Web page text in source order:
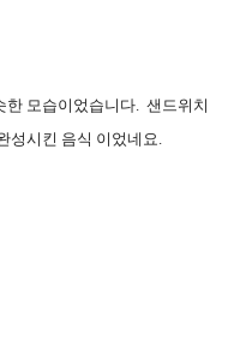
모습이었습니다. 샌드위치
성시킨 음식 이었네요.